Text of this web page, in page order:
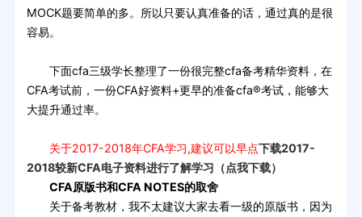
MOCK题要简单的多。所以只要认真准备的话，通过真的是很
容易。
下面cfa三级学长整理了一份很完整cfa备考精华资料，在
CFA考试前，一份CFA好资料+更早的准备cfa®考试，能够大
大提升通过率。
关于2017-2018年CFA学习,建议可以早点下载2017-
2018较新CFA电子资料进行了解学习（点我下载）
CFA原版书和CFA NOTES的取舍
关于备考教材，我不太建议大家去看一级的原版书，因为